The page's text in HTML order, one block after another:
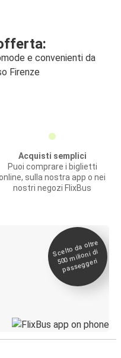
e convenienti da
Firenze
Acquisti semplici
Puoi comprare i biglietti
sulla nostra app o nei
nostri negozi FlixBus
Scelto da oltre
500
milioni di
passeggeri